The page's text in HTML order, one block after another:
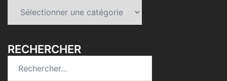
RECHERCHER